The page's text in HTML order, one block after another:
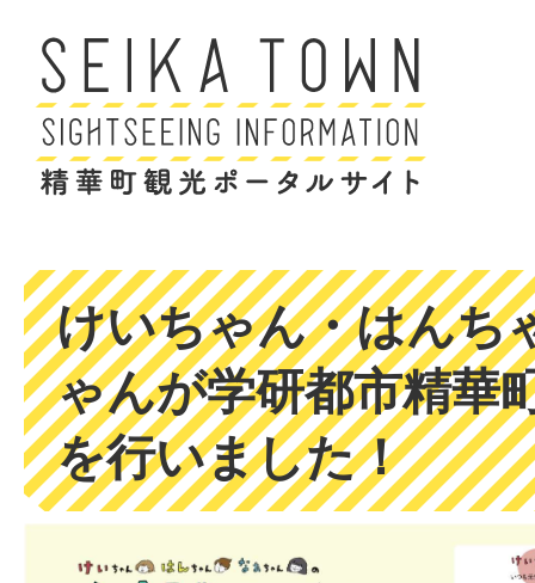
けいちゃん・はんち
ゃんが学研都市精華
を行いました！